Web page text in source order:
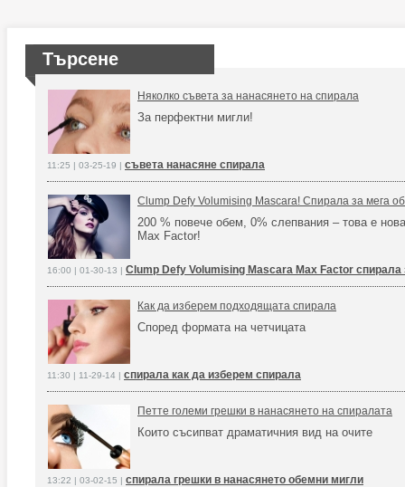
Търсене
Няколко съвета за нанасянето на спирала
За перфектни мигли!
11:25 | 03-25-19 | съвета нанасяне спирала
Clump Defy Volumising Mascara! Спирала за мега
200 % повече обем, 0% слепвания – това е
Max Factor!
16:00 | 01-30-13 | Clump Defy Volumising Mascara Max Factor спирала
Как да изберем подходящата спирала
Според формата на четчицата
11:30 | 11-29-14 | спирала как да изберем спирала
Петте големи грешки в нанасянето на спиралата
Които съсипват драматичния вид на очите
13:22 | 03-02-15 | спирала грешки в нанасянето обемни мигли